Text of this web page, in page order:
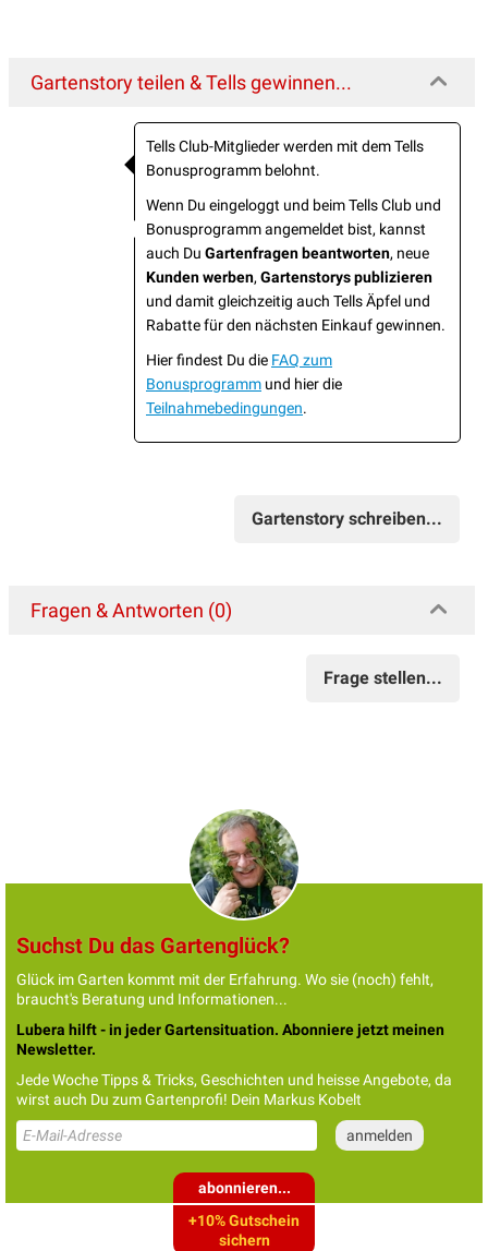
Gartenstory teilen & Tells gewinnen...
Tells Club-Mitglieder werden mit dem Tells
Bonusprogramm belohnt.
Wenn Du eingeloggt und beim Tells Club und
Bonusprogramm angemeldet bist, kannst
auch Du Gartenfragen beantworten, neue
Kunden werben, Gartenstorys publizieren
und damit gleichzeitig auch Tells Äpfel und
Rabatte für den nächsten Einkauf gewinnen.
Hier findest Du die FAQ zum
Bonusprogramm und hier die
Teilnahmebedingungen.
Gartenstory schreiben...
Fragen & Antworten (0)
Frage stellen...
Suchst Du das Gartenglück?
Glück im Garten kommt mit der Erfahrung. Wo sie (noch) fehlt,
braucht's Beratung und Informationen...
Lubera hilft - in jeder Gartensituation. Abonniere jetzt meinen
Newsletter.
Jede Woche Tipps & Tricks, Geschichten und heisse Angebote, da
wirst auch Du zum Gartenprofi! Dein Markus Kobelt
abonnieren...
+10% Gutschein
sichern